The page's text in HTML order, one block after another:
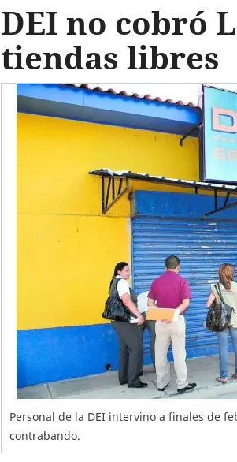
DEI no cobró
tiendas libres
Personal de la DEI intervino a finales de
contrabando.